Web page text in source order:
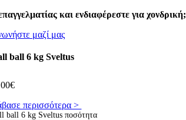
και ενδιαφέρεστε για χονδρική;
μαζί μας
ball 6 kg Sveltus
€
περισσότερα >
ball 6 kg Sveltus ποσότητα